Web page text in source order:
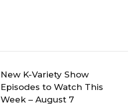
New K-Variety Show
Episodes to Watch This
Week – August 7